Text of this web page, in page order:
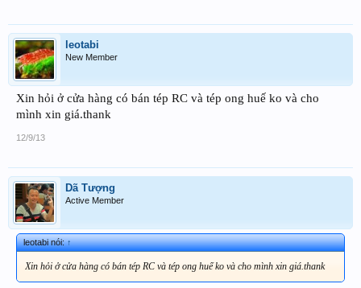
leotabi
New Member
Xin hỏi ở cửa hàng có bán tép RC và tép ong huế ko và cho
mình xin giá.thank
12/9/13
Dã Tượng
Active Member
leotabi nói:↑
Xin hỏi ở cửa hàng có bán tép RC và tép ong huế ko và cho mình xin giá.thank